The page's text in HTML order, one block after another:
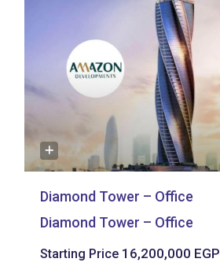
Diamond Tower – Office
Diamond Tower – Office
Starting Price 16,200,000 EGP